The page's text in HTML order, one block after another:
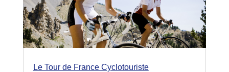
Le Tour de France Cyclotouriste